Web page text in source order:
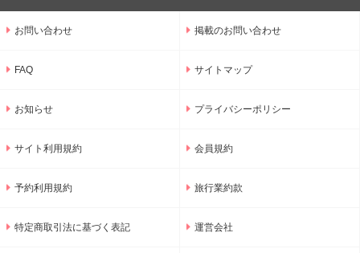
お問い合わせ 掲載のお問い合わせ
FAQ サイトマップ
お知らせ プライバシーポリシー
サイト利用規約 会員規約
予約利用規約 旅行業約款
特定商取引法に基づく表記 運営会社